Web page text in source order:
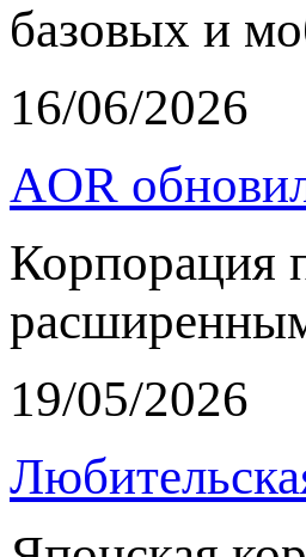
базовых и
16/06/2026
AOR
Корпорация
19/05/2026